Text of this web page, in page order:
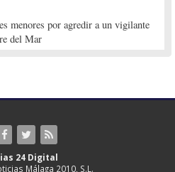
menores por agredir a un vigilante
del Mar
24 Digital
Málaga 2010, S.L.